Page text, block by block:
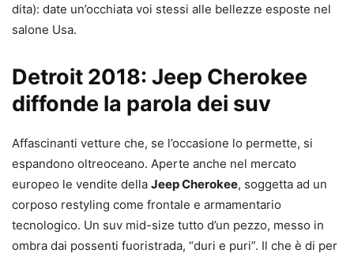
dita): date un’occhiata voi stessi alle bellezze esposte nel
salone Usa.
Detroit 2018: Jeep Cherokee
diffonde la parola dei suv
Affascinanti vetture che, se l’occasione lo permette, si
espandono oltreoceano. Aperte anche nel mercato
europeo le vendite della Jeep Cherokee, soggetta ad un
corposo restyling come frontale e armamentario
tecnologico. Un suv mid-size tutto d’un pezzo, messo in
ombra dai possenti fuoristrada, “duri e puri”. Il che è di per